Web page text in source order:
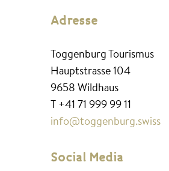
Adresse
Toggenburg Tourismus
Hauptstrasse 104
9658 Wildhaus
T +41 71 999 99 11
info@toggenburg.swiss
Social Media